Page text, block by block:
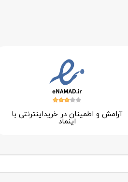
آرامش و اطمینان در خرید‌اینترنتی با
اینماد